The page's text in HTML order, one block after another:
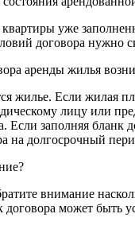
уже
договора
аренды жилья
жилье. Если жилая
лицу или
Если заполняя
долгосрочный
внимание
может быть